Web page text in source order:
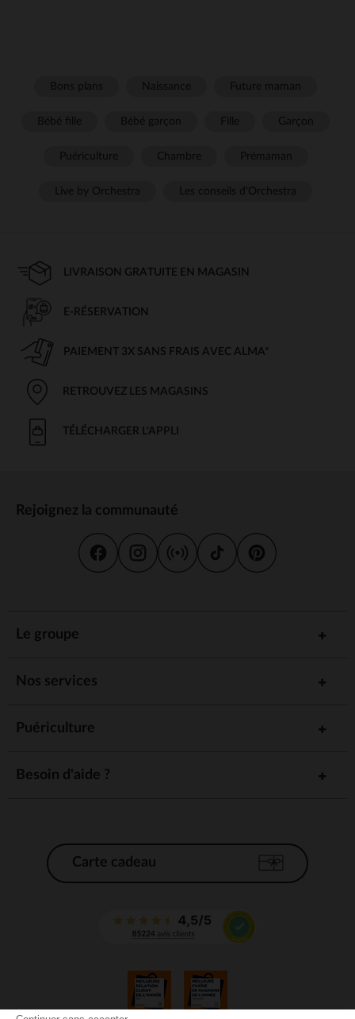
LIVRAISON GRATUITE EN MAGASIN
E-RÉSERVATION
PAIEMENT 3X SANS FRAIS AVEC ALMA*
RETROUVEZ LES MAGASINS
TÉLÉCHARGER L'APPLI
Rejoignez la communauté
Le groupe
Nos services
Puériculture
Besoin d'aide ?
Carte cadeau